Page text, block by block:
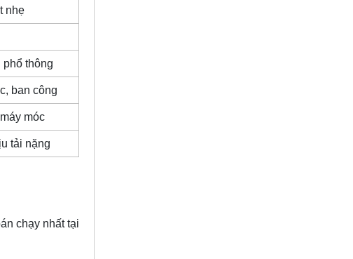
nhẹ
phổ thông
ban công
móc
tải nặng
chạy nhất tại